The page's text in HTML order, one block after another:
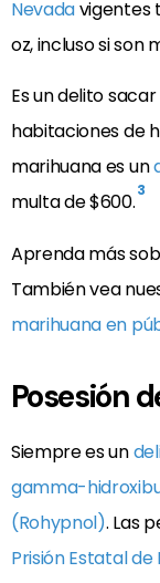
Nevadavigentes
oz, incluso si son
Es un delito
habitaciones de
marihuana es un
multa de $600.3
Aprenda más
También vea
marihuana en
Posesión
Siempre es un
gamma-
(Rohypnol). Las
Prisión Estatal de